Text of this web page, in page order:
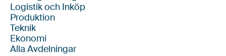
Logistik och Inköp
Produktion
Teknik
Ekonomi
Alla Avdelningar